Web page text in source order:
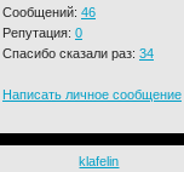
Сообщений: 46
Репутация: 0
Спасибо сказали раз: 34
Написать личное сообщение
klafelin